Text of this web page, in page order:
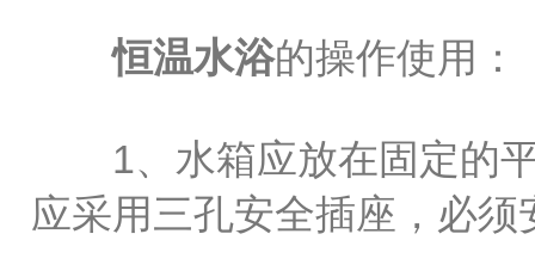
恒温水浴的操作使用：
1、水箱应放在固定的平
应采用三孔安全插座，必须